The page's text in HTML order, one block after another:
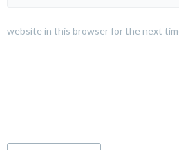
website in this browser for the next